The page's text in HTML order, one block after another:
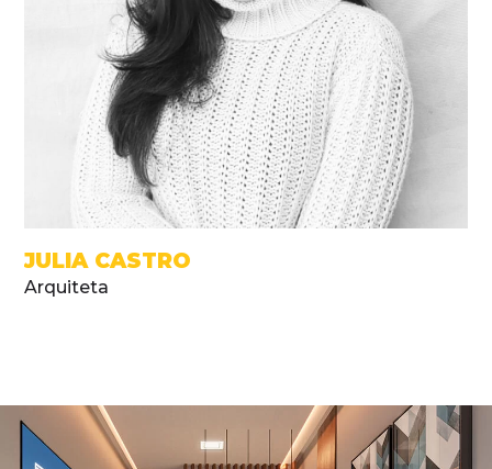
JULIA CASTRO
Arquiteta